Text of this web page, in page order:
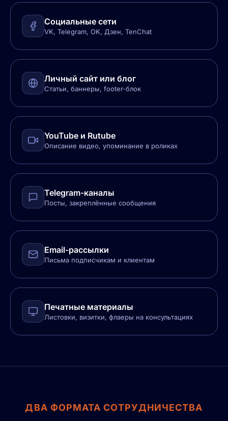
Социальные сети
VK, Telegram, OK, Дзен, TenChat
Личный сайт или блог
Статьи, баннеры, footer-блок
YouTube и Rutube
Описание видео, упоминание в роликах
Telegram-каналы
Посты, закреплённые сообщения
Email-рассылки
Письма подписчикам и клиентам
Печатные материалы
Листовки, визитки, флаеры на консультациях
ДВА ФОРМАТА СОТРУДНИЧЕСТВА